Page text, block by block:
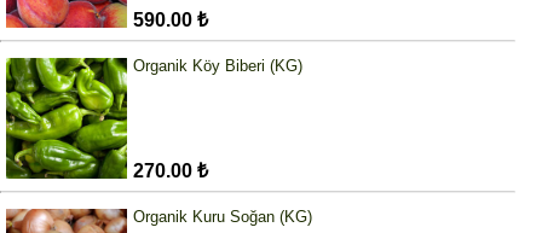
590.00 ₺
Organik Köy Biberi (KG)
270.00 ₺
Organik Kuru Soğan (KG)